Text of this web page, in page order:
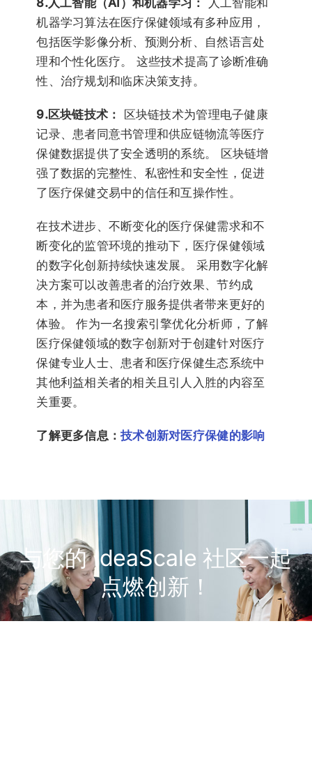
机器学习算法在医疗保健领域有多种应用，
包括医学影像分析、预测分析、自然语言处
理和个性化医疗。 这些技术提高了诊断准确
性、治疗规划和临床决策支持。
9.区块链技术：
区块链技术为管理电子健康
记录、患者同意书管理和供应链物流等医疗
保健数据提供了安全透明的系统。 区块链增
强了数据的完整性、私密性和安全性，促进
了医疗保健交易中的信任和互操作性。
在技术进步、不断变化的医疗保健需求和不
断变化的监管环境的推动下，医疗保健领域
的数字化创新持续快速发展。 采用数字化解
决方案可以改善患者的治疗效果、节约成
本，并为患者和医疗服务提供者带来更好的
体验。 作为一名搜索引擎优化分析师，了解
医疗保健领域的数字创新对于创建针对医疗
保健专业人士、患者和医疗保健生态系统中
其他利益相关者的相关且引人入胜的内容至
关重要。
了解更多信息：技术创新对医疗保健的影响
与您的 IdeaScale 社区一起
点燃创新！